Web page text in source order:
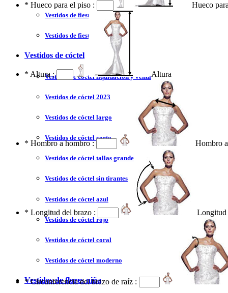
Vestidos de fiesta amarillo
Vestidos de fiesta azul
Vestidos de cóctel
Vestidos de cóctel liquidación y venta
Vestidos de cóctel 2023
Vestidos de cóctel largo
Vestidos de cóctel corto
Vestidos de cóctel tallas grandes
Vestidos de cóctel sin tirantes
Vestidos de cóctel azul
Vestidos de cóctel rojo
Vestidos de cóctel coral
Vestidos de cóctel moderno
Vestidos de flores niña
* Hueco para el piso : Hueco
* Altura : Altura
* Hombro a hombro : Hombro
* Longitud del brazo : Longitud
* Circunferencia del brazo de raíz :